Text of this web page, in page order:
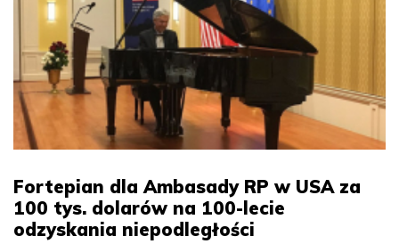
Fortepian dla Ambasady RP w USA za
100 tys. dolarów na 100-lecie
odzyskania niepodległości